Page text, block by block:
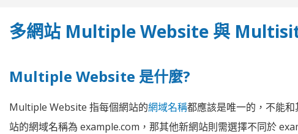
多網站 Multiple Website 與
Multiple Website 是什麼?
Multiple Website 指每個網站的網域名稱都應該是唯一的，不能
站的網域名稱為 example.com，那其他新網站則需選擇不同於